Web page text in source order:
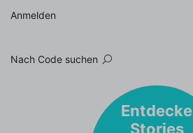
Anmelden
Nach Code suchen
Entdecke
Stories